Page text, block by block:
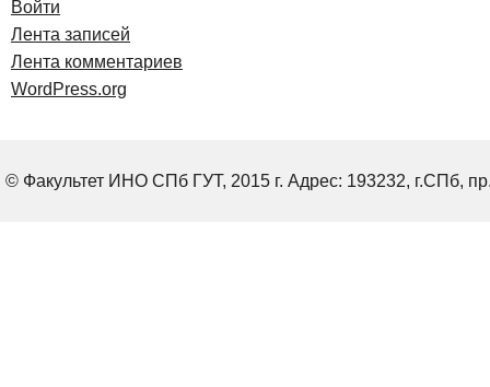
Войти
Лента записей
Лента комментариев
WordPress.org
© Факультет ИНО СПб ГУТ, 2015 г. Адрес: 193232, г.СПб,